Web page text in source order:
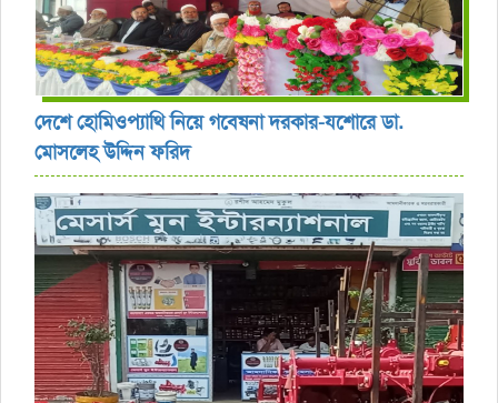
দেশে হোমিওপ্যাথি নিয়ে গবেষনা দরকার-যশোরে ডা.
মোসলেহ উদ্দিন ফরিদ